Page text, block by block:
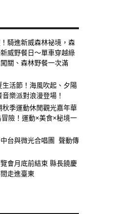
！騎進新威森林祕境，森
威野餐日～單車穿越綠
關、森林野餐一次滿
生活節！海風吹起、夕陽
樂派對浪漫登場！
秋季運動休閒觀光嘉年華
險！運動×美食×秘境一
中台與微光合唱團 聲動傳
覽會月底前結束 縣長饒慶
走進臺東